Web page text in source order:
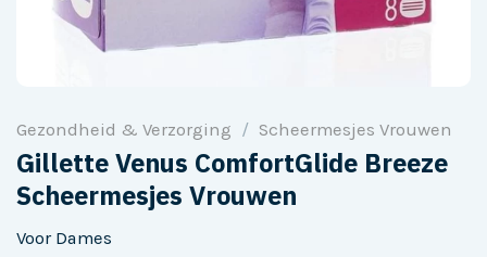
Gezondheid & Verzorging / Scheermesjes Vrouwen
Gillette Venus ComfortGlide Breeze
Scheermesjes Vrouwen
Voor Dames